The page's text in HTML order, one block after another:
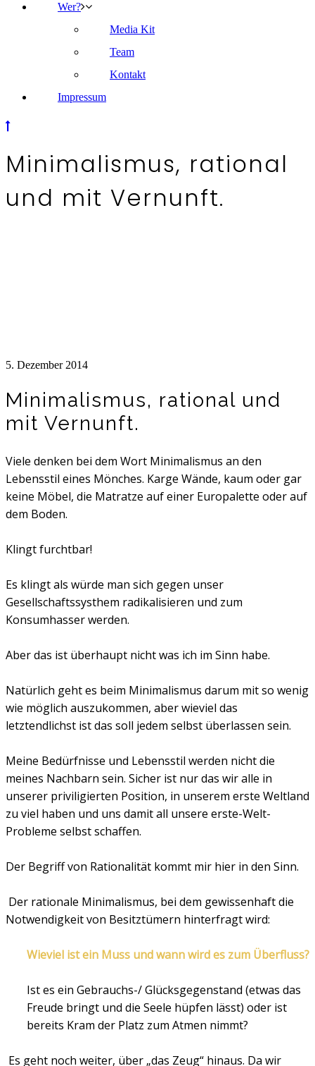
Wer?
Media Kit
Team
Kontakt
Impressum
Minimalismus, rational
und mit Vernunft.
5. Dezember 2014
Minimalismus, rational und
mit Vernunft.
Viele denken bei dem Wort Minimalismus an den
Lebensstil eines Mönches. Karge Wände, kaum oder gar
keine Möbel, die Matratze auf einer Europalette oder auf
dem Boden.
Klingt furchtbar!
Es klingt als würde man sich gegen unser
Gesellschaftssysthem radikalisieren und zum
Konsumhasser werden.
Aber das ist überhaupt nicht was ich im Sinn habe.
Natürlich geht es beim Minimalismus darum mit so wenig
wie möglich auszukommen, aber wieviel das
letztendlichst ist das soll jedem selbst überlassen sein.
Meine Bedürfnisse und Lebensstil werden nicht die
meines Nachbarn sein. Sicher ist nur das wir alle in
unserer priviligierten Position, in unserem erste Weltland
zu viel haben und uns damit all unsere erste-Welt-
Probleme selbst schaffen.
Der Begriff von Rationalität kommt mir hier in den Sinn.
Der rationale Minimalismus, bei dem gewissenhaft die
Notwendigkeit von Besitztümern hinterfragt wird:
Wieviel ist ein Muss und wann wird es zum Überfluss?
Ist es ein Gebrauchs-/ Glücksgegenstand (etwas das
Freude bringt und die Seele hüpfen lässt) oder ist
bereits Kram der Platz zum Atmen nimmt?
Es geht noch weiter, über „das Zeug“ hinaus. Da wir